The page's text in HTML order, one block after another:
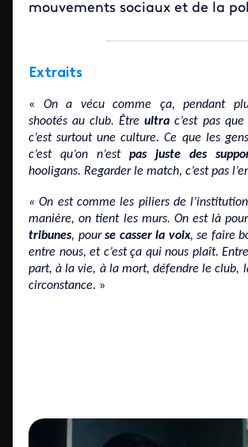
mouvements sociaux et de la
Extraits
« On a vécu comme ça, pendant
shootés au club. Êtreultra c’est pas
c’est surtout une culture. Ce que les
c’est qu’on n’est pas juste des
hooligans. Regarder le match, c’est pas
«On est comme les piliers de
manière, on tient les murs. On est là pour
tribunes, pourse casser la voix, se faire
entre nous, et c’est ça qui nous plaît.
part, à la vie, à la mort, défendre le club,
circonstance. »